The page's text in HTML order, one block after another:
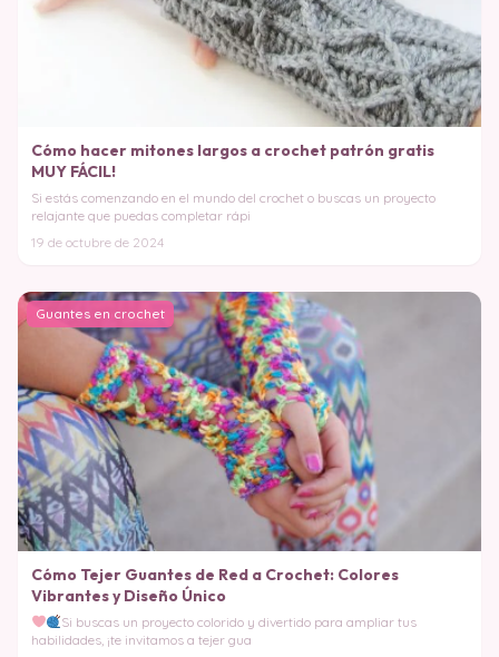
Cómo hacer mitones largos a crochet patrón gratis
MUY FÁCIL!
Si estás comenzando en el mundo del crochet o buscas un proyecto
relajante que puedas completar rápi
19 de octubre de 2024
Guantes en crochet
Cómo Tejer Guantes de Red a Crochet: Colores
Vibrantes y Diseño Único
Si buscas un proyecto colorido y divertido para ampliar tus
habilidades, ¡te invitamos a tejer gua